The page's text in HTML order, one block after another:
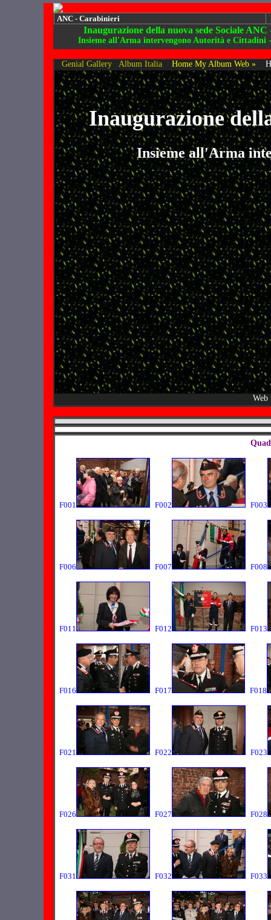
ANC - Carabinieri
Inaugurazione della nuova sede Sociale ANC
Insieme all'Arma intervengono Autorità e
Genial Gallery Album Italia Home My Album Web »
Inaugurazione
Insieme all'Arma
Web
F001 F002 F003
F006 F007 F008
F011 F012 F013
F016 F017 F018
F021 F022 F023
F026 F027 F028
F031 F032 F033